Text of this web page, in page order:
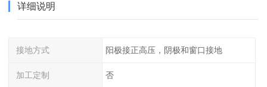
详细说明
接地方式 阳极接正高压，阴极和窗口接地
加工定制 否